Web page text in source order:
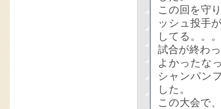
この回を守
ッシュ投手
してる。。
試合が終わ
よかったな
シャンパン
した。
この大会で